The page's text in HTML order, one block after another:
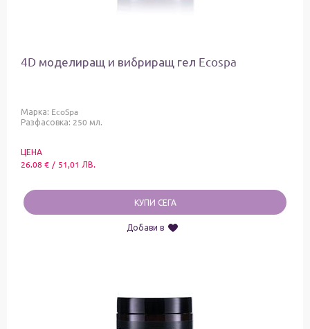
4D моделиращ и вибриращ гел Ecospa
Марка: EcoSpa
Разфасовка: 250 мл.
ЦЕНА
26.08 € / 51,01 ЛВ.
КУПИ СЕГА
Добави в